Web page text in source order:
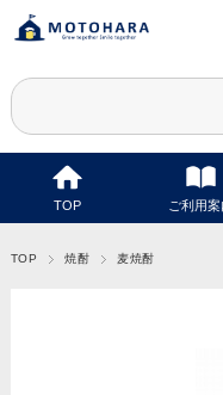
TOP ご利用案
TOP 焼酎 麦焼酎